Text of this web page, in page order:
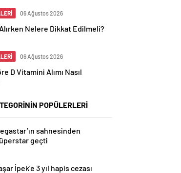
06 Ağustos 2026
Nelere Dikkat Edilmeli?
06 Ağustos 2026
D Vitamini Alımı Nasıl
POPÜLERLERİ
sahnesinden
geçti
İpek’e 3 yıl hapis cezası